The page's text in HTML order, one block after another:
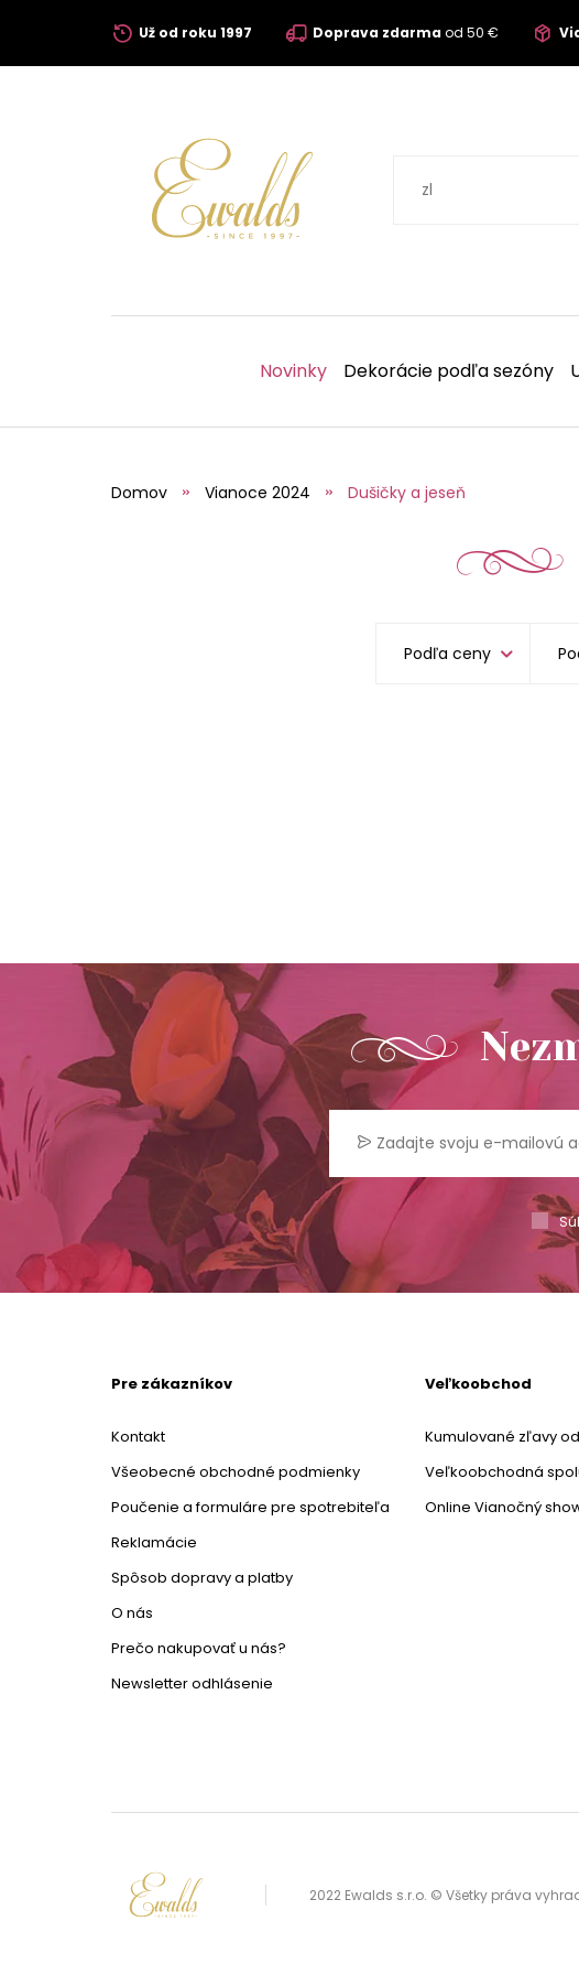
Už od roku 1997 Doprava zdarmaod 50 €
Novinky Dekorácie podľa sezóny
Domov Vianoce 2024 Dušičky a jeseň
Podľa ceny
Pre zákazníkov
Kontakt
Všeobecné obchodné podmienky
Poučenie a formuláre pre spotrebiteľa
Reklamácie
Spôsob dopravy a platby
O nás
Prečo nakupovať u nás?
Newsletter odhlásenie
Veľkoobchod
Kumulované zľavy od
Veľkoobchodná
Online Vianočný
2022 Ewalds s.r.o. © Všetky práva